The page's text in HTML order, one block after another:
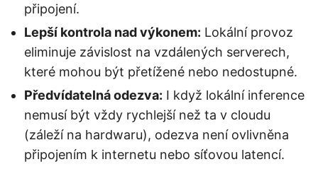
připojení.
Lepší kontrola nad výkonem: Lokální provoz
eliminuje závislost na vzdálených serverech,
které mohou být přetížené nebo nedostupné.
Předvídatelná odezva: I když lokální inference
nemusí být vždy rychlejší než ta v cloudu
(záleží na hardwaru), odezva není ovlivněna
připojením k internetu nebo síťovou latencí.